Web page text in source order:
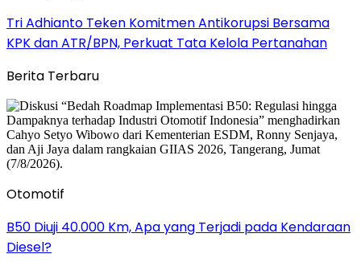
Tri Adhianto Teken Komitmen Antikorupsi Bersama
KPK dan ATR/BPN, Perkuat Tata Kelola Pertanahan
Berita Terbaru
Otomotif
B50 Diuji 40.000 Km, Apa yang Terjadi pada Kendaraan
Diesel?